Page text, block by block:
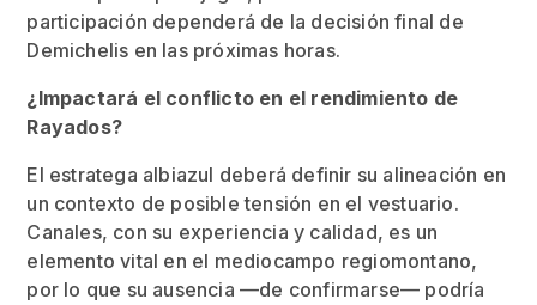
participación dependerá de la decisión final de
Demichelis en las próximas horas.
¿Impactará el conflicto en el rendimiento de
Rayados?
El estratega albiazul deberá definir su alineación en
un contexto de posible tensión en el vestuario.
Canales, con su experiencia y calidad, es un
elemento vital en el mediocampo regiomontano,
por lo que su ausencia —de confirmarse— podría